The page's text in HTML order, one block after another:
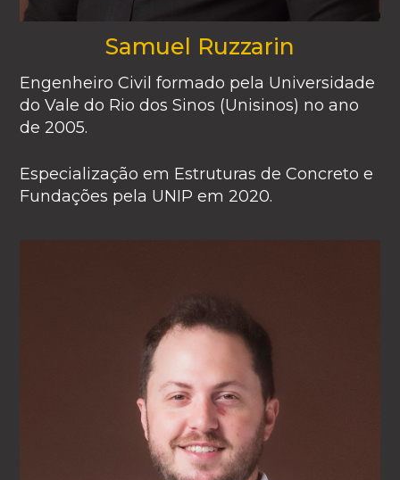
Samuel Ruzzarin
Engenheiro Civil formado pela Universidade
do Vale do Rio dos Sinos (Unisinos) no ano
de 2005.
Especialização em Estruturas de Concreto e
Fundações pela UNIP em 2020.